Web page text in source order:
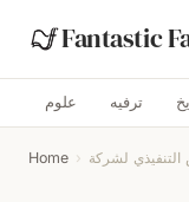
Fantastic
علوم ترفيه
Home ›